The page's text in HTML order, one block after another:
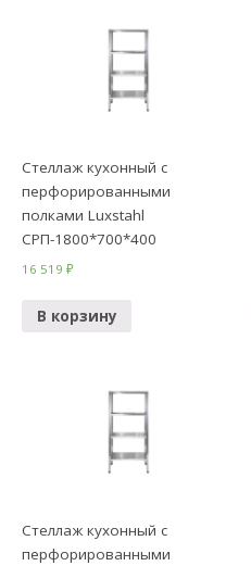
Стеллаж кухонный с
перфорированными
полками Luxstahl
СРП-1800*700*400
16 519₽
В корзину
Стеллаж кухонный с
перфорированными